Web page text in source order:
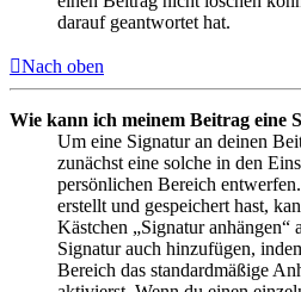
darauf geantwortet hat.
Nach oben
Wie kann ich meinem Beitrag eine
Um eine Signatur an deinen
zunächst eine solche in den
persönlichen Bereich
erstellt und gespeichert hast,
Kästchen „Signatur
Signatur auch hinzufügen,
Bereich das standardmäßige